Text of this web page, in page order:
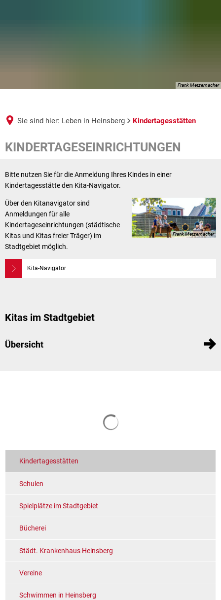
Frank Metzemacher
Sie sind hier: Leben in Heinsberg Kindertagesstätten
Kindertagesstätten
KINDERTAGESEINRICHTUNGEN
Bitte nutzen Sie für die Anmeldung Ihres Kindes in einer
Kindertagesstätte den Kita-Navigator.
Frank Metzemacher
Über den Kitanavigator sind
Anmeldungen für alle
Kindertageseinrichtungen (städtische
Kitas und Kitas freier Träger) im
Stadtgebiet möglich.
Kita-Navigator
Kitas im Stadtgebiet
Übersicht
Kindertagesstätten
Schulen
Spielplätze im Stadtgebiet
Bücherei
Städt. Krankenhaus Heinsberg
Vereine
Schwimmen in Heinsberg